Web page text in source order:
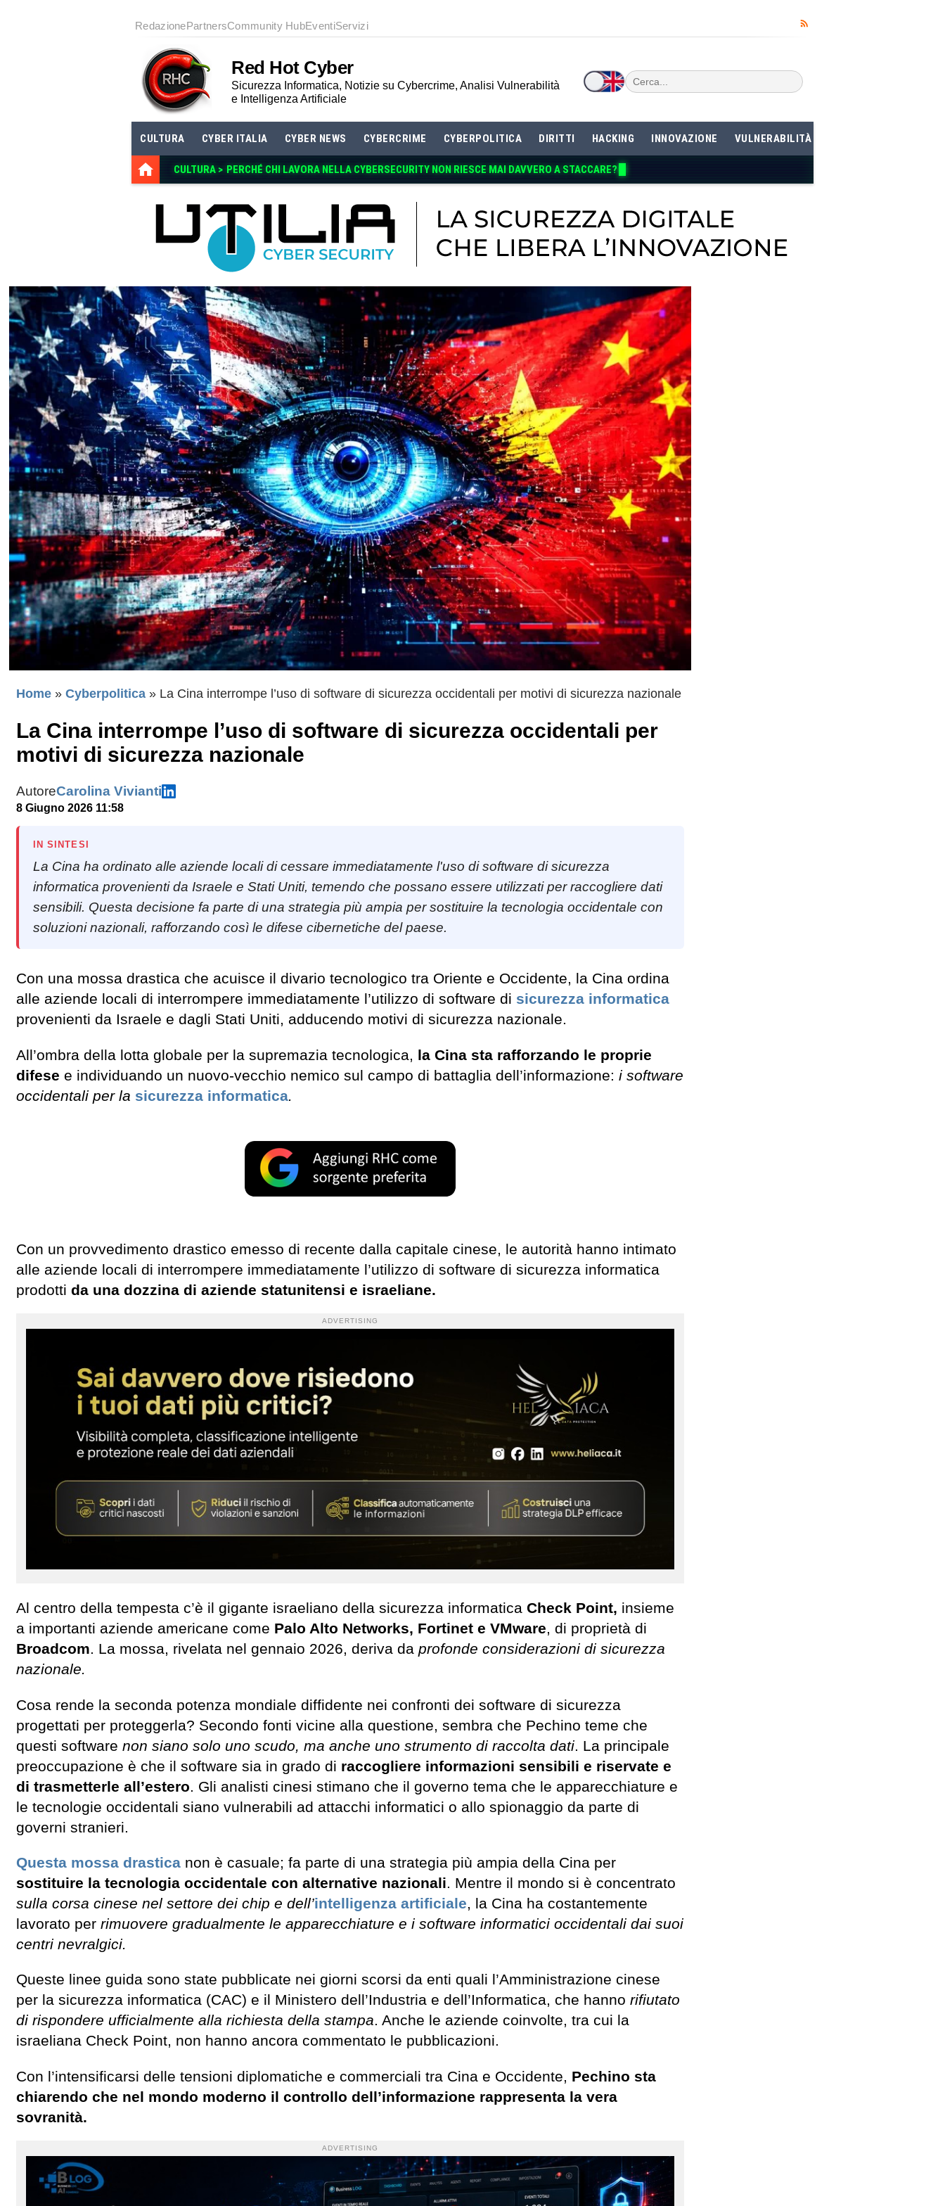
RedazionePartnersCommunity HubEventiServizi
Red Hot Cyber
Sicurezza Informatica, Notizie su Cybercrime, Analisi Vulnerabilità
e Intelligenza Artificiale
CULTURA CYBER ITALIA CYBER NEWS CYBERCRIME CYBERPOLITICA DIRITTI HACKING INNOVAZIONE VULNERABILITÀ
CULTURA > PERCHÉ CHI LAVORA NELLA CYBERSECURITY NON
Home » Cyberpolitica » La Cina interrompe l’uso di software di sicurezza occidentali per motivi di sicurezza nazionale
La Cina interrompe l’uso di software di sicurezza occidentali per
motivi di sicurezza nazionale
AutoreCarolina Vivianti
8 Giugno 2026 11:58
IN SINTESI
La Cina ha ordinato alle aziende locali di cessare immediatamente l'uso di software di sicurezza
informatica provenienti da Israele e Stati Uniti, temendo che possano essere utilizzati per raccogliere dati
sensibili. Questa decisione fa parte di una strategia più ampia per sostituire la tecnologia occidentale con
soluzioni nazionali, rafforzando così le difese cibernetiche del paese.
Con una mossa drastica che acuisce il divario tecnologico tra Oriente e Occidente, la Cina ordina
alle aziende locali di interrompere immediatamente l’utilizzo di software di sicurezza informatica
provenienti da Israele e dagli Stati Uniti, adducendo motivi di sicurezza nazionale.
All’ombra della lotta globale per la supremazia tecnologica, la Cina sta rafforzando le proprie
difese e individuando un nuovo-vecchio nemico sul campo di battaglia dell’informazione: i software
occidentali per la sicurezza informatica.
Con un provvedimento drastico emesso di recente dalla capitale cinese, le autorità hanno intimato
alle aziende locali di interrompere immediatamente l’utilizzo di software di sicurezza informatica
prodotti da una dozzina di aziende statunitensi e israeliane.
ADVERTISING
Al centro della tempesta c’è il gigante israeliano della sicurezza informatica Check Point, insieme
a importanti aziende americane come Palo Alto Networks, Fortinet e VMware, di proprietà di
Broadcom. La mossa, rivelata nel gennaio 2026, deriva da profonde considerazioni di sicurezza
nazionale.
Cosa rende la seconda potenza mondiale diffidente nei confronti dei software di sicurezza
progettati per proteggerla? Secondo fonti vicine alla questione, sembra che Pechino teme che
questi software non siano solo uno scudo, ma anche uno strumento di raccolta dati. La principale
preoccupazione è che il software sia in grado di raccogliere informazioni sensibili e riservate e
di trasmetterle all’estero. Gli analisti cinesi stimano che il governo tema che le apparecchiature e
le tecnologie occidentali siano vulnerabili ad attacchi informatici o allo spionaggio da parte di
governi stranieri.
Questa mossa drastica non è casuale; fa parte di una strategia più ampia della Cina per
sostituire la tecnologia occidentale con alternative nazionali. Mentre il mondo si è concentrato
sulla corsa cinese nel settore dei chip e dell’intelligenza artificiale, la Cina ha costantemente
lavorato per rimuovere gradualmente le apparecchiature e i software informatici occidentali dai suoi
centri nevralgici.
Queste linee guida sono state pubblicate nei giorni scorsi da enti quali l’Amministrazione cinese
per la sicurezza informatica (CAC) e il Ministero dell’Industria e dell’Informatica, che hanno rifiutato
di rispondere ufficialmente alla richiesta della stampa. Anche le aziende coinvolte, tra cui la
israeliana Check Point, non hanno ancora commentato le pubblicazioni.
Con l’intensificarsi delle tensioni diplomatiche e commerciali tra Cina e Occidente, Pechino sta
chiarendo che nel mondo moderno il controllo dell’informazione rappresenta la vera
sovranità.
ADVERTISING